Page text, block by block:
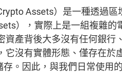
Assets）是一種透過
），實際上是一組複雜
資產背後大多沒有任何銀行
它沒有實體形態、僅存在
。因此，與我們日常使用